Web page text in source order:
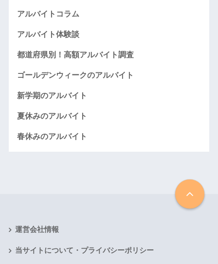
アルバイトコラム
アルバイト体験談
都道府県別！高額アルバイト調査
ゴールデンウィークのアルバイト
新学期のアルバイト
夏休みのアルバイト
春休みのアルバイト
運営会社情報
当サイトについて・プライバシーポリシー